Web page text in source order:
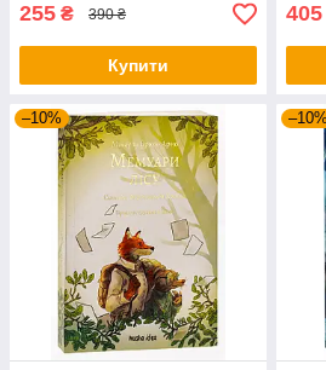
255 ₴ 390 ₴
Купити
405
–10% –10%